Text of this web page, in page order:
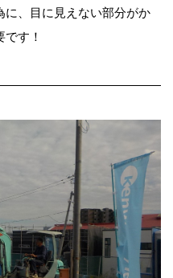
に、目に見えない部分がか
す！